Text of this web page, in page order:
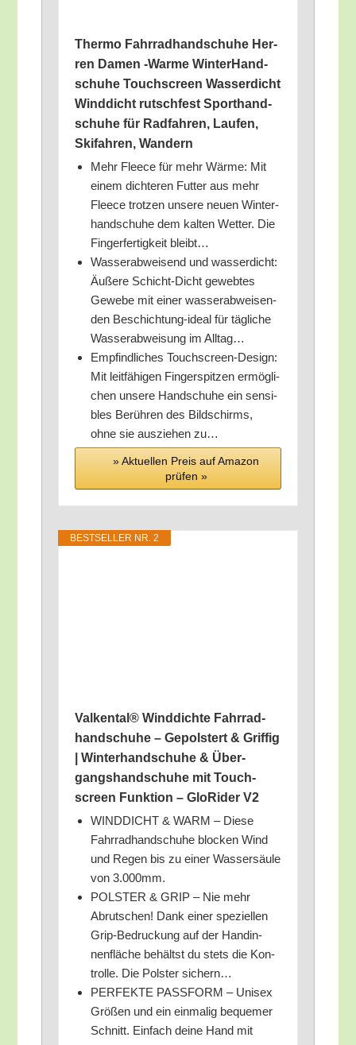
Ther­mo Fahr­rad­hand­schu­he Her­
ren Damen ‑War­me Win­ter­Hand­
schu­he Touch­screen Was­ser­dicht
Wind­dicht rutsch­fest Sport­hand­
schu­he für Rad­fah­ren, Lau­fen,
Ski­fah­ren, Wandern
Mehr Fleece für mehr Wär­me: Mit
einem dich­te­ren Fut­ter aus mehr
Fleece trot­zen unse­re neu­en Win­ter­
hand­schu­he dem kal­ten Wet­ter. Die
Fin­ger­fer­tig­keit bleibt…
Was­ser­ab­wei­send und was­ser­dicht:
Äuße­re Schicht-Dicht geweb­tes
Gewe­be mit einer was­ser­ab­wei­sen­
den Beschich­tung-ide­al für täg­li­che
Was­ser­ab­wei­sung im Alltag…
Emp­find­li­ches Touch­screen-Design:
Mit leit­fä­hi­gen Fin­ger­spit­zen ermög­li­
chen unse­re Hand­schu­he ein sen­si­
bles Berüh­ren des Bild­schirms,
ohne sie aus­zie­hen zu…
» Aktu­el­len Preis auf Ama­zon
prü­fen »
BEST­SEL­LER NR. 2
Val­ken­tal® Wind­dich­te Fahr­rad­
hand­schu­he – Gepols­tert & Grif­fig
| Win­ter­hand­schu­he & Über­
gangs­hand­schu­he mit Touch­
screen Funk­ti­on – Glo­Ri­der V2
WINDDICHT & WARM – Die­se
Fahr­rad­hand­schu­he blo­cken Wind
und Regen bis zu einer Was­ser­säu­le
von 3.000mm.
POLSTER & GRIP – Nie mehr
Abrut­schen! Dank einer spe­zi­el­len
Grip-Bedruckung auf der Han­din­
nen­flä­che behältst du stets die Kon­
trol­le. Die Pols­ter sichern…
PERFEKTE PASSFORM – Uni­sex
Grö­ßen und ein ein­ma­lig beque­mer
Schnitt. Ein­fach dei­ne Hand mit